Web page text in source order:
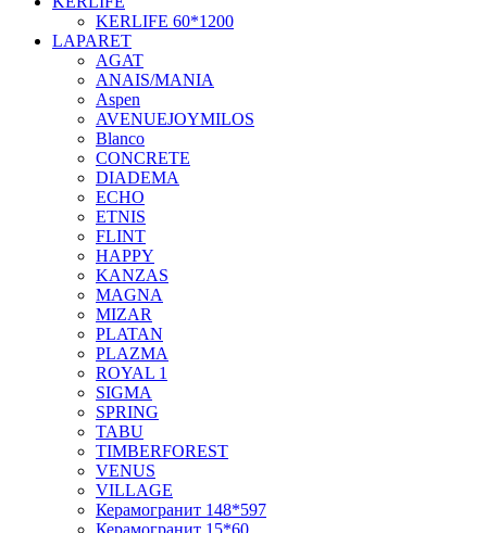
KERLIFE 60*1200
LAPARET
AGAT
ANAIS/MANIA
Aspen
AVENUEJOYMILOS
Blanco
CONCRETE
DIADEMA
ECHO
ETNIS
FLINT
HAPPY
KANZAS
MAGNA
MIZAR
PLATAN
PLAZMA
ROYAL 1
SIGMA
SPRING
TABU
TIMBERFOREST
VENUS
VILLAGE
Керамогранит 148*597